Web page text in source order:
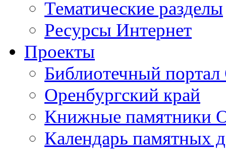
Тематические разделы
Ресурсы Интернет
Проекты
Библиотечный портал
Оренбургский край
Книжные памятники
Календарь памятных